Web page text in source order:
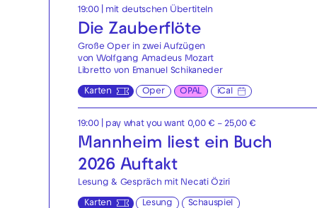
19:00| mit deutschen Übertiteln
Die Zauberflöte
Große Oper in zwei Aufzügen
von Wolfgang Amadeus Mozart
Libretto von Emanuel Schikaneder
Karten Oper OPAL iCal
19:00 | pay what you want 0,00 € – 25,00 €
Mannheim liest ein Buch
2026 Auftakt
Lesung & Gespräch mit Necati Öziri
Karten Lesung
Schauspiel